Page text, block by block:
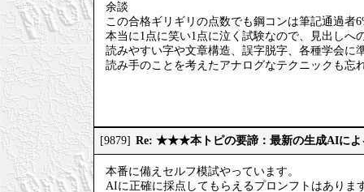
余談
この合格ギリギリの点数でも鋼コンは筆記通過者
本当に1点に笑い1点に泣く試験なので、見出しへ
読みやすい字や文章構造、誤字脱字、各種学会に
読み手のことを考えたアナログなテクニックも忘
[9879] Re: ★★★本トピの要諦：最新の生成AIによ
本番に備えセルフ模試やっています。
AIに正確に採点してもらえるプロンフトはありま